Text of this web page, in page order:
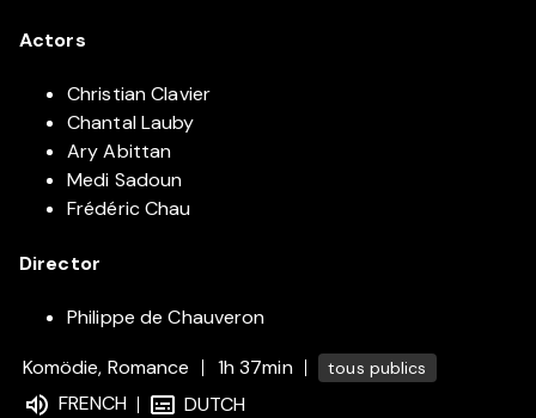
Actors
Christian Clavier
Chantal Lauby
Ary Abittan
Medi Sadoun
Frédéric Chau
Director
Philippe de Chauveron
Komödie, Romance
1h 37min tous publics
FRENCH
DUTCH